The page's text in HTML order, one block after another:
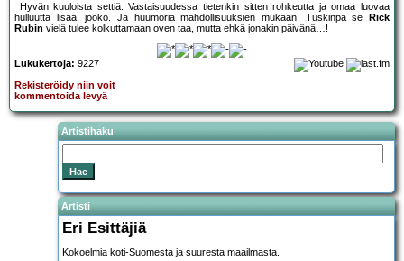
Hyvän kuuloista settiä. Vastaisuudessa tietenkin sitten rohkeutta ja omaa luovaa
hulluutta lisää, jooko. Ja huumoria mahdollisuuksien mukaan. Tuskinpa se
Rick
Rubin vielä tulee kolkuttamaan oven taa, mutta ehkä jonakin päivänä…!
Lukukertoja: 9227
Rekisteröidy niin voit
kommentoida levyä
Artistihaku
Artisti
Eri Esittäjiä
Kokoelmia koti-Suomesta ja suuresta maailmasta.